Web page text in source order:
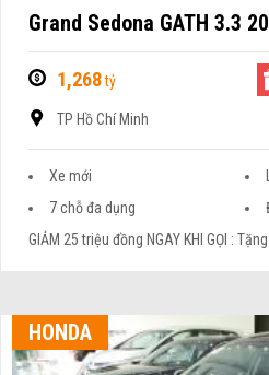
Grand Sedona GATH 3.3
1,268tỷ
TP Hồ Chí Minh
Xe mới
7 chỗ đa dụng
GIẢM 25 triệu đồng NGAY KHI GỌI :
HONDA